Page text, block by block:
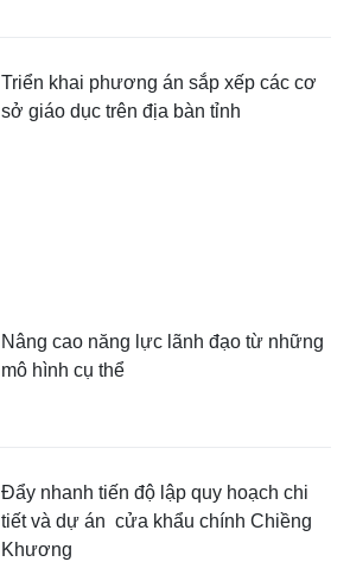
Triển khai phương án sắp xếp các cơ
sở giáo dục trên địa bàn tỉnh
Nâng cao năng lực lãnh đạo từ những
mô hình cụ thể
Đẩy nhanh tiến độ lập quy hoạch chi
tiết và dự án cửa khẩu chính Chiềng
Khương